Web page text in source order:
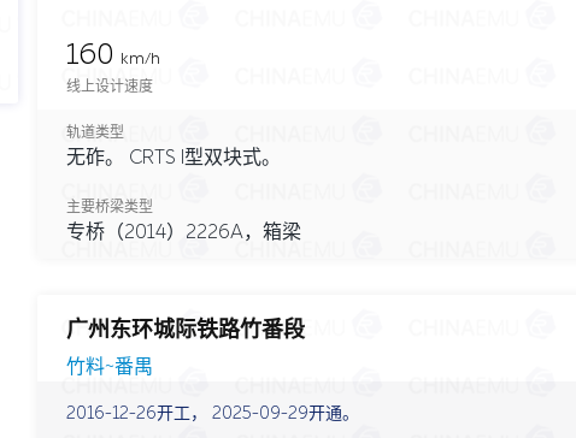
160 km/h
线上设计速度
轨道类型
无砟。 CRTS I型双块式。
主要桥梁类型
专桥（2014）2226A，箱梁
广州东环城际铁路竹番段
竹料~番禺
2016-12-26开工， 2025-09-29开通。